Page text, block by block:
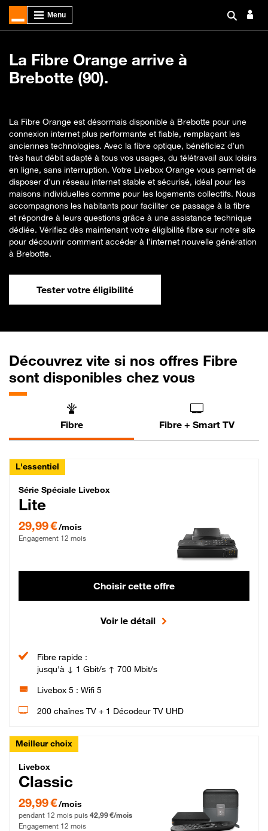
La Fibre Orange arrive à
Brebotte (90).
La Fibre Orange est désormais disponible à Brebotte pour une
connexion internet plus performante et fiable, remplaçant les
anciennes technologies. Avec la fibre optique, bénéficiez d’un
très haut débit adapté à tous vos usages, du télétravail aux loisirs
en ligne, sans interruption. Votre Livebox Orange vous permet de
disposer d’un réseau internet stable et sécurisé, idéal pour les
maisons individuelles comme pour les logements collectifs. Nous
accompagnons les habitants pour faciliter ce passage à la fibre
et répondre à leurs questions grâce à une assistance technique
dédiée. Vérifiez dès maintenant votre éligibilité fibre sur notre site
pour découvrir comment accéder à l’internet nouvelle génération
à Brebotte.
Tester votre éligibilité
Découvrez vite si nos offres Fibre
sont disponibles chez vous
Fibre Fibre + Smart TV
L'essentiel
Série Spéciale Livebox Lite Fibre
Série Spéciale Livebox
Lite
29,99 €/mois
Engagement 12 mois
Choisir cette offre
Voir le détail
Fibre rapide :
jusqu'à ↓ 1 Gbit/s ↑ 700 Mbit/s
Livebox 5 : Wifi 5
200 chaînes TV + 1 Décodeur TV UHD
Meilleur choix
Livebox Classic Fibre
Livebox
Classic
29,99 € par mois pendant 12 mois puis 42,99 € par mois, Engagement 12 mois
29,99 €/mois
pendant 12 mois puis 42,99 €/mois
Engagement 12 mois